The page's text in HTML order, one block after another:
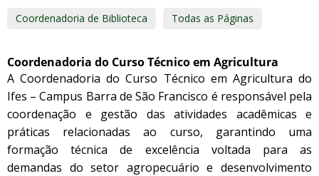
Coordenadoria de Biblioteca Todas as Páginas
Coordenadoria do Curso Técnico em Agricultura
A Coordenadoria do Curso Técnico em Agricultura do
Ifes – Campus Barra de São Francisco é responsável pela
coordenação e gestão das atividades acadêmicas e
práticas relacionadas ao curso, garantindo uma
formação técnica de excelência voltada para as
demandas do setor agropecuário e desenvolvimento